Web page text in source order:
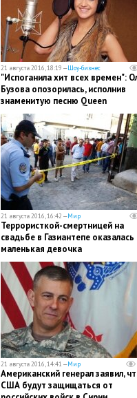
21 августа 2016, 18:19 —Шоу-бизнес
"Испоганила хит всех времен":
Бузова опозорилась, исполнив
знаменитую песню Queen
21 августа 2016, 16:42 —Мир
Террористкой-смертницей на
свадьбе в Газиантепе оказалась
маленькая девочка
21 августа 2016, 14:41 —Мир
Американский генерал заявил,
США будут защищаться от